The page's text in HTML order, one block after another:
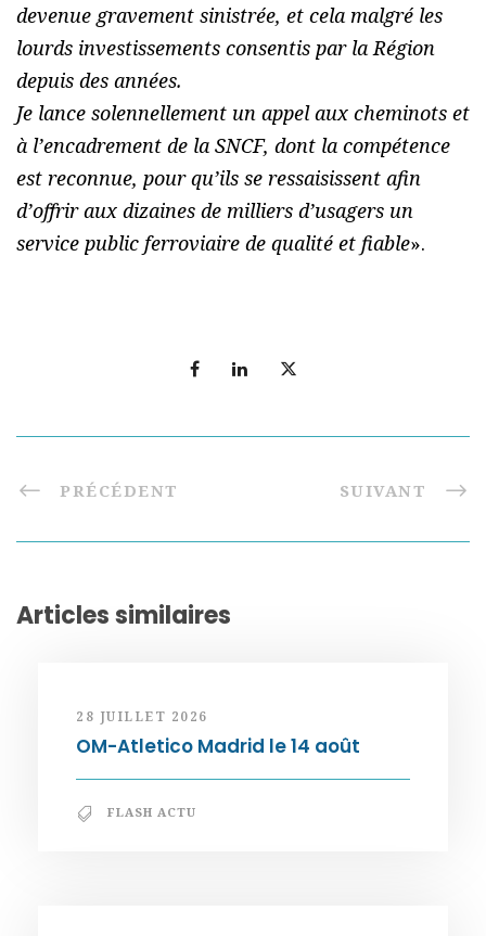
devenue gravement sinistrée, et cela malgré les
lourds investissements consentis par la Région
depuis des années.
Je lance solennellement un appel aux cheminots et
à l’encadrement de la SNCF, dont la compétence
est reconnue, pour qu’ils se ressaisissent afin
d’offrir aux dizaines de milliers d’usagers un
service public ferroviaire de qualité et fiable».
PRÉCÉDENT SUIVANT
Articles similaires
28 JUILLET 2026
OM-Atletico Madrid le 14 août
FLASH ACTU